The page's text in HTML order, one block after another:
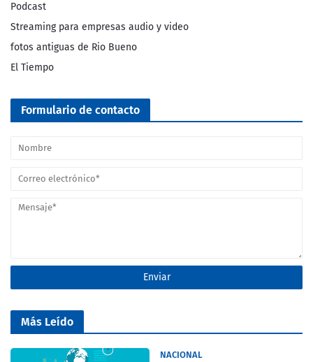
Podcast
Streaming para empresas audio y video
fotos antiguas de Rio Bueno
El Tiempo
Formulario de contacto
Más Leído
NACIONAL